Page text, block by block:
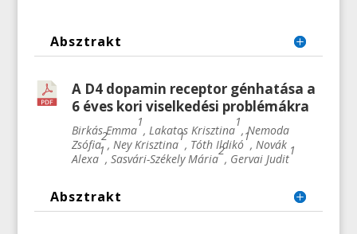
Absztrakt
A D4 dopamin receptor génhatása a
6 éves kori viselkedési problémákra
Birkás Emma
1
, Lakatos Krisztina
1
, Nemoda
Zsófia
2
, Ney Krisztina
1
, Tóth Ildikó
1
, Novák
Alexa
1
, Sasvári-Székely Mária
2
, Gervai Judit
1
Absztrakt